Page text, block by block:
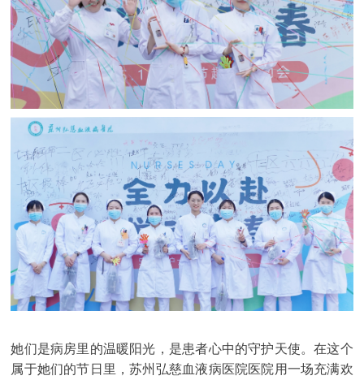
她们是病房里的温暖阳光，是患者心中的守护天使。在这个
属于她们的节日里，苏州弘慈血液病医院医院用一场充满欢